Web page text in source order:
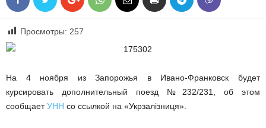
Просмотры: 257
На 4 ноября из Запорожья в Ивано-Франковск будет
курсировать дополнительный поезд №232/231, об этом
сообщаетУНН со ссылкой на «Укрзалізниця».